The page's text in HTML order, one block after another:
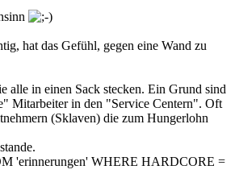
hat das Gefühl, gegen eine Wand zu
alle in einen Sack stecken. Ein Grund sind
Mitarbeiter in den "Service Centern". Oft
(Sklaven) die zum Hungerlohn
'erinnerungen' WHERE HARDCORE =